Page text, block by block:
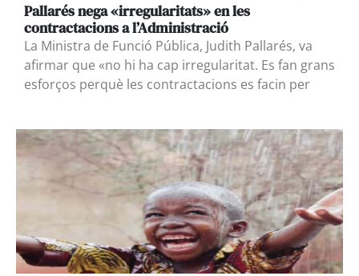
Pallarés nega «irregularitats» en les
contractacions a l’Administració
La Ministra de Funció Pública, Judith Pallarés, va
afirmar que «no hi ha cap irregularitat. Es fan grans
esforços perquè les contractacions es facin per